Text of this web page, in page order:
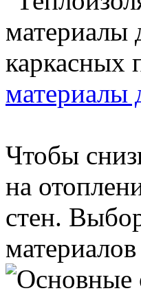
материалы
Чтобы
на
стен.